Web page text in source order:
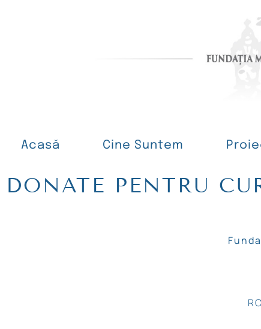
Acasă Cine Suntem
DONATE PENTRU